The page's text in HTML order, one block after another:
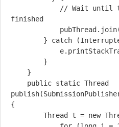
finished
{